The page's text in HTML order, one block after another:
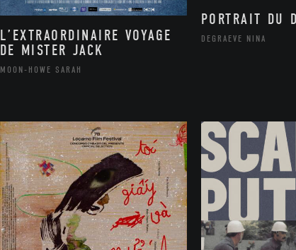
L’EXTRAORDINAIRE VOYAGE
DE MISTER JACK
MOON-HOWE SARAH
PORTRAIT DU
DEGRAEVE NINA